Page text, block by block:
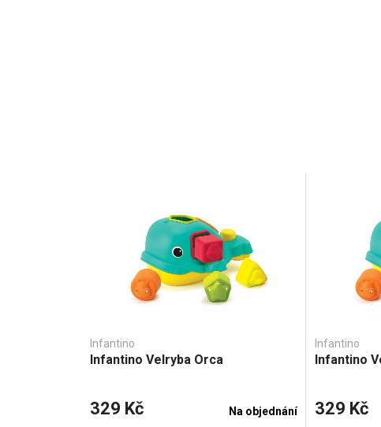
Infantino
Infantino Velryba Orca
329 Kč Na objednání
Infantino
Infantino
329 Kč